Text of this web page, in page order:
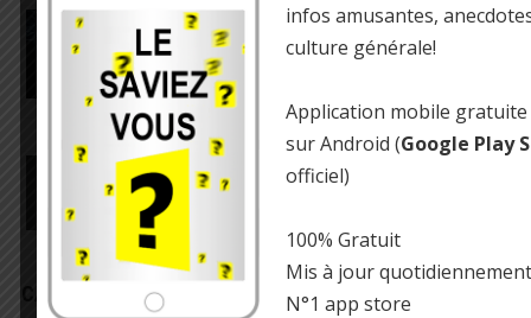
100 000 réactions chimiques se produisent dans
le cerveau humain chaque seconde
Le saviez-vous ? Quel est le poste le mieux
rémunéré au monde ?
infos amusantes,
culture générale!
Application mobile
sur Android (Google Play
officiel)
100% Gratuit
Mis à jour quotidiennement
N°1 app store